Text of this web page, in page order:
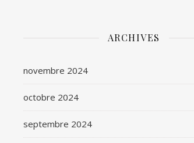
ARCHIVES
novembre 2024
octobre 2024
septembre 2024